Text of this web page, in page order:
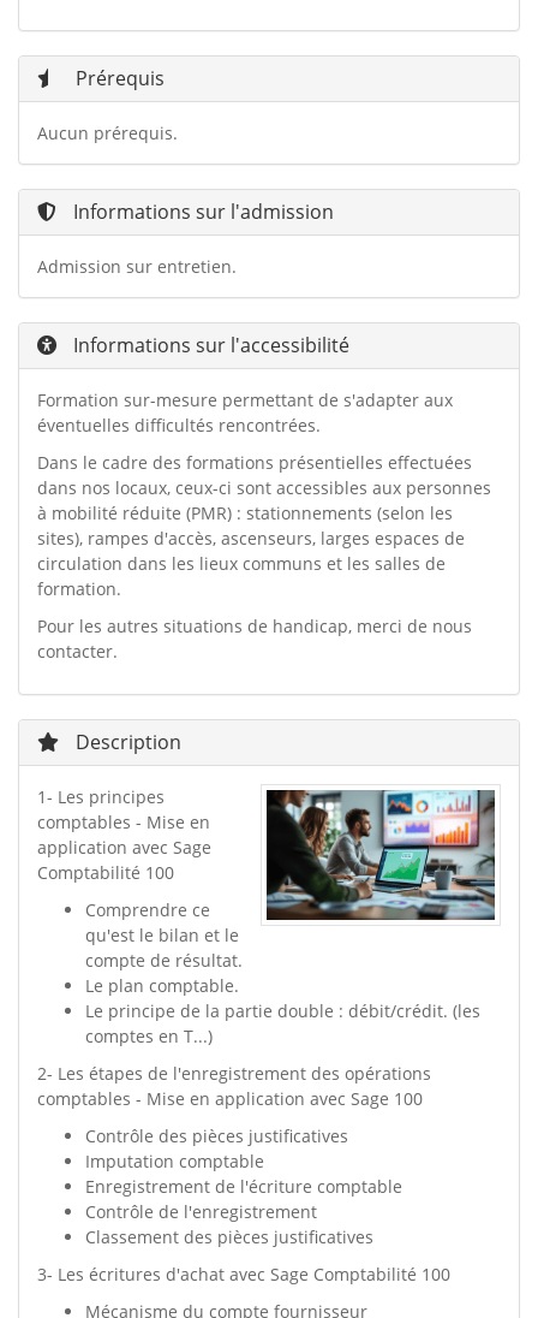
Prérequis
Aucun prérequis.
Informations sur l'admission
Admission sur entretien.
Informations sur l'accessibilité
Formation sur-mesure permettant de s'adapter aux
éventuelles difficultés rencontrées.
Dans le cadre des formations présentielles effectuées
dans nos locaux, ceux-ci sont accessibles aux personnes
à mobilité réduite (PMR) : stationnements (selon les
sites), rampes d'accès, ascenseurs, larges espaces de
circulation dans les lieux communs et les salles de
formation.
Pour les autres situations de handicap, merci de nous
contacter.
Description
1- Les principes
comptables - Mise en
application avec Sage
Comptabilité 100
Comprendre ce
qu'est le bilan et le
compte de résultat.
Le plan comptable.
Le principe de la partie double : débit/crédit. (les
comptes en T...)
2- Les étapes de l'enregistrement des opérations
comptables - Mise en application avec Sage 100
Contrôle des pièces justificatives
Imputation comptable
Enregistrement de l'écriture comptable
Contrôle de l'enregistrement
Classement des pièces justificatives
3- Les écritures d'achat avec Sage Comptabilité 100
Mécanisme du compte fournisseur